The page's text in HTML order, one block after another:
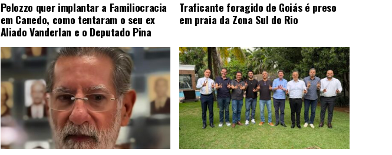
Pelozzo quer implantar a Familiocracia
em Canedo, como tentaram o seu ex
Aliado Vanderlan e o Deputado Pina
Traficante foragido de Goiás é preso
em praia da Zona Sul do Rio